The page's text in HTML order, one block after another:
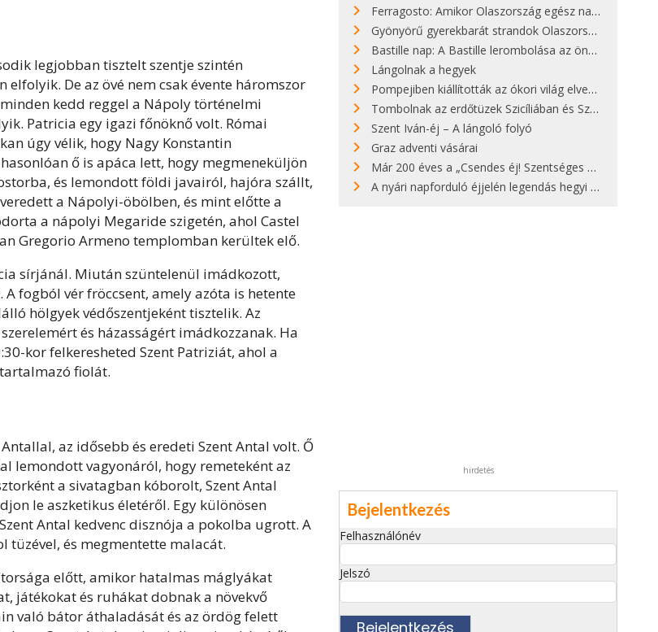
legjobban tisztelt szentje szintén
De az övé nem csak évente háromszor
kedd reggel a Nápoly történelmi
Patricia egy igazi főnöknő volt. Római
úgy vélik, hogy Nagy Konstantin
ő is apáca lett, hogy megmeneküljön
és lemondott földi javairól, hajóra szállt,
a Nápolyi-öbölben, és mint előtte a
a nápolyi Megaride szigetén, ahol Castel
Gregorio Armeno templomban kerültek elő.
sírjánál. Miután szüntelenül imádkozott,
fogból vér fröccsent, amely azóta is hetente
hölgyek védőszentjeként tisztelik. Az
és házasságért imádkozzanak. Ha
kor felkeresheted Szent Patriziát, ahol a
fiolát.
az idősebb és eredeti Szent Antal volt. Ő
lemondott vagyonáról, hogy remeteként az
a sivatagban kóborolt, Szent Antal
le aszketikus életéről. Egy különösen
Antal kedvenc disznója a pokolba ugrott. A
tüzével, és megmentette malacát.
előtt, amikor hatalmas máglyákat
játékokat és ruhákat dobnak a növekvő
való bátor áthaladását és az ördög felett
Ferragosto: Amikor Olaszország egész nap nyaral
Gyönyörű gyerekbarát strandok Olaszországban - megmutatjuk a 15 legjobbat
Bastille nap: A Bastille lerombolása az önkényuralom végét jelentette
Lángolnak a hegyek
Pompejiben kiállították az ókori világ elveszett híres szobrának másolatát
Tombolnak az erdőtüzek Szicíliában és Szardínián
Szent Iván-éj – A lángoló folyó
Graz adventi vásárai
Már 200 éves a „Csendes éj! Szentséges éj!”
A nyári napforduló éjjelén legendás hegyi tüzek világítják meg Zugspitzét
hirdetés
Bejelentkezés
Felhasználónév
Jelszó